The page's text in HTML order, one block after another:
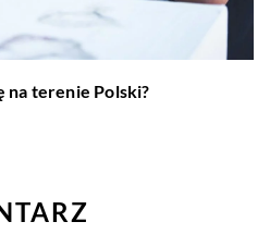
na terenie Polski?